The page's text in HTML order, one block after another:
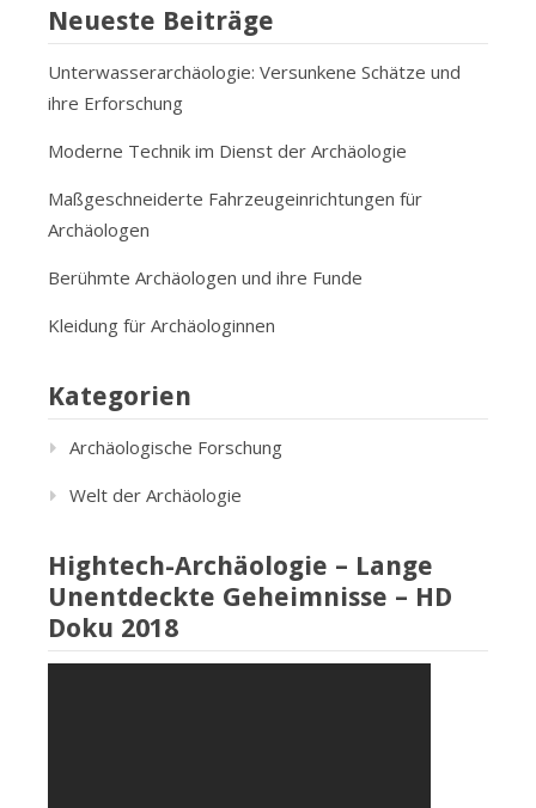
Neueste Beiträge
Unterwasserarchäologie: Versunkene Schätze und
ihre Erforschung
Moderne Technik im Dienst der Archäologie
Maßgeschneiderte Fahrzeugeinrichtungen für
Archäologen
Berühmte Archäologen und ihre Funde
Kleidung für Archäologinnen
Kategorien
Archäologische Forschung
Welt der Archäologie
Hightech-Archäologie – Lange
Unentdeckte Geheimnisse – HD
Doku 2018